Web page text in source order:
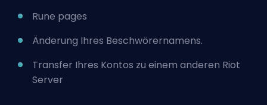
Rune pages
Änderung Ihres Beschwörernamens.
Transfer Ihres Kontos zu einem anderen Riot
Server